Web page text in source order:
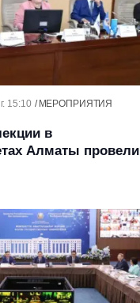
15:10 МЕРОПРИЯТИЯ
в
Алматы провели